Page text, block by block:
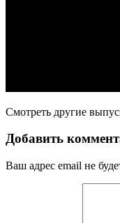
Смотреть другие
Добавить
Ваш адрес email не